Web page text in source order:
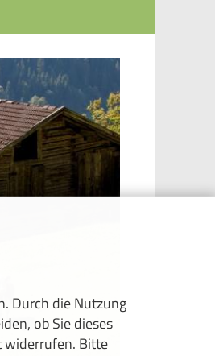
Durch die Nutzung
ob Sie dieses
widerrufen. Bitte